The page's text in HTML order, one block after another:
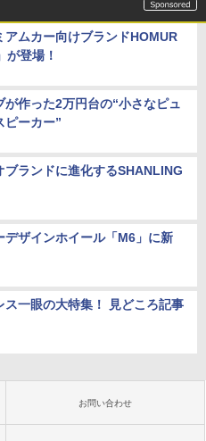
アムカー向けブランドHOMUR
が登場！
が作った2万円台の“小さなピュ
ピーカー”
ブランドに進化するSHANLING
デザインホイール「M6」に新
ス一眼の大特集！ 見どころ記事
お問い合わせ